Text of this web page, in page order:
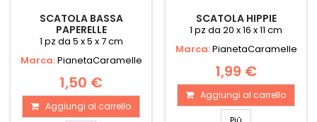
SCATOLA BASSA
PAPERELLE
1 pz da 5 x 5 x 7 cm
Marca:PianetaCaramelle
1,50 €
Aggiungi al carrello
SCATOLA HIPPIE
1 pz da 20 x 16 x 11 cm
Marca:PianetaCaramelle
1,99 €
Aggiungi al carrello